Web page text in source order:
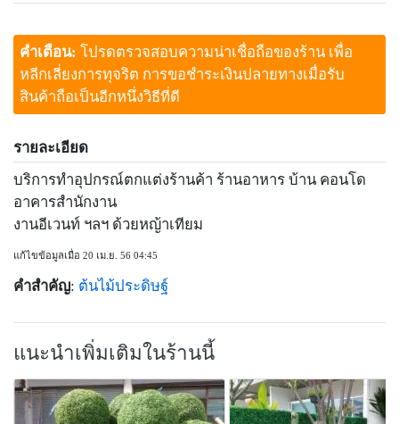
คำเตือน: โปรดตรวจสอบความน่าเชื่อถือของร้าน เพื่อ
หลีกเลี่ยงการทุจริต การขอชำระเงินปลายทางเมื่อรับ
สินค้าถือเป็นอีกหนึ่งวิธีที่ดี
รายละเอียด
บริการทำอุปกรณ์ตกแต่งร้านค้า ร้านอาหาร บ้าน คอนโด
อาคารสำนักงาน
งานอีเวนท์ ฯลฯ ด้วยหญ้าเทียม
แก้ไขข้อมูลเมื่อ 20 เม.ย. 56 04:45
คำสำคัญ: ต้นไม้ประดิษฐ์
แนะนำเพิ่มเติมในร้านนี้